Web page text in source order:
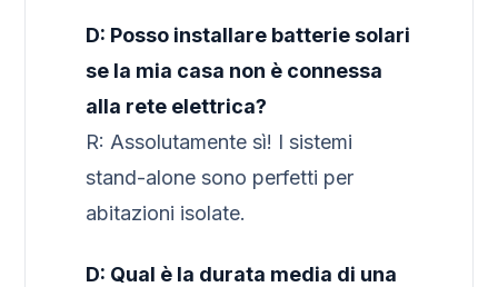
D: Posso installare batterie solari
se la mia casa non è connessa
alla rete elettrica?
R: Assolutamente sì! I sistemi
stand-alone sono perfetti per
abitazioni isolate.
D: Qual è la durata media di una